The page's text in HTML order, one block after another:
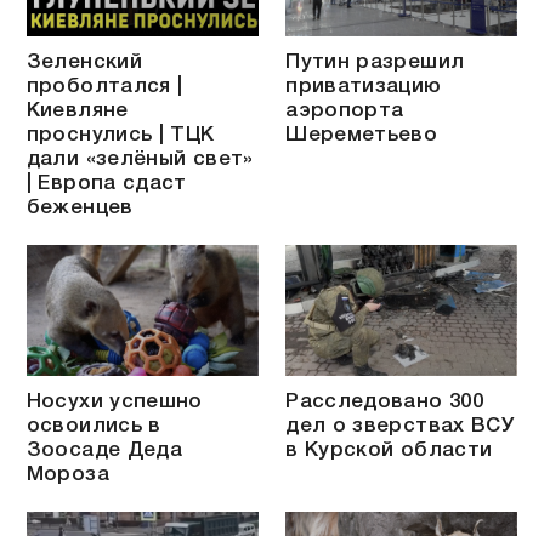
Зеленский
проболтался |
Киевляне
проснулись | ТЦК
дали «зелёный свет»
| Европа сдаст
беженцев
Путин разрешил
приватизацию
аэропорта
Шереметьево
Носухи успешно
освоились в
Зоосаде Деда
Мороза
Расследовано 300
дел о зверствах ВСУ
в Курской области